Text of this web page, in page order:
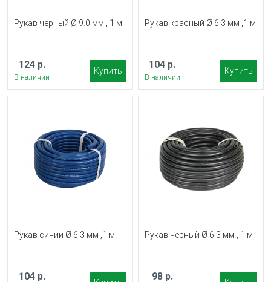
Рукав черный Ø 9.0 мм , 1 м
124 р.
В наличии
Купить
Рукав красный Ø 6.3 мм ,1 м
104 р.
В наличии
Купить
Рукав синий Ø 6.3 мм ,1 м
104 р.
Рукав черный Ø 6.3 мм , 1 м
98 р.